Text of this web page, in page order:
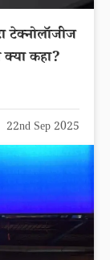
टेक्नोलॉजीज
कहा?
22nd Sep 2025